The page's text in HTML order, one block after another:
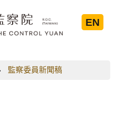
EN
監察委員新聞稿